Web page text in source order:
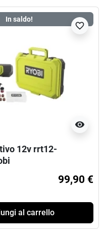
In saldo!
visibility
favorite_border
12v rrt12-
99,90 €
al carrello